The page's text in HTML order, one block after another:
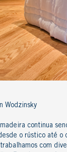
Wodzinsky
continua
o rústico até o
com